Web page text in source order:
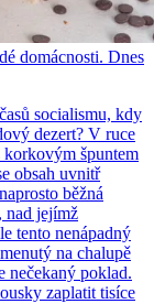
domácnosti. Dnes
socialismu, kdy
dezert? V ruce
korkovým špuntem
obsah uvnitř
běžná
nad jejímž
tento nenápadný
na chalupě
nečekaný poklad.
zaplatit tisíce